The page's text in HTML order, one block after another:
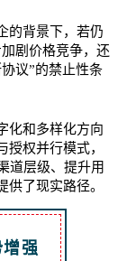
的背景下，若仍
剧价格竞争，还
议”的禁止性条
化和多样化方向
权并行模式，
道层级、提升用
了现实路径。
强